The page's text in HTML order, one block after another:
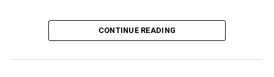
Cukup dengan setoran awal di atas Rp220.000, nasabah
berkesempatan memperoleh voucher belanja senilai
Agustus 2026 di 13 Kantor Cabang Syariah dan Kantor
CONTINUE READING